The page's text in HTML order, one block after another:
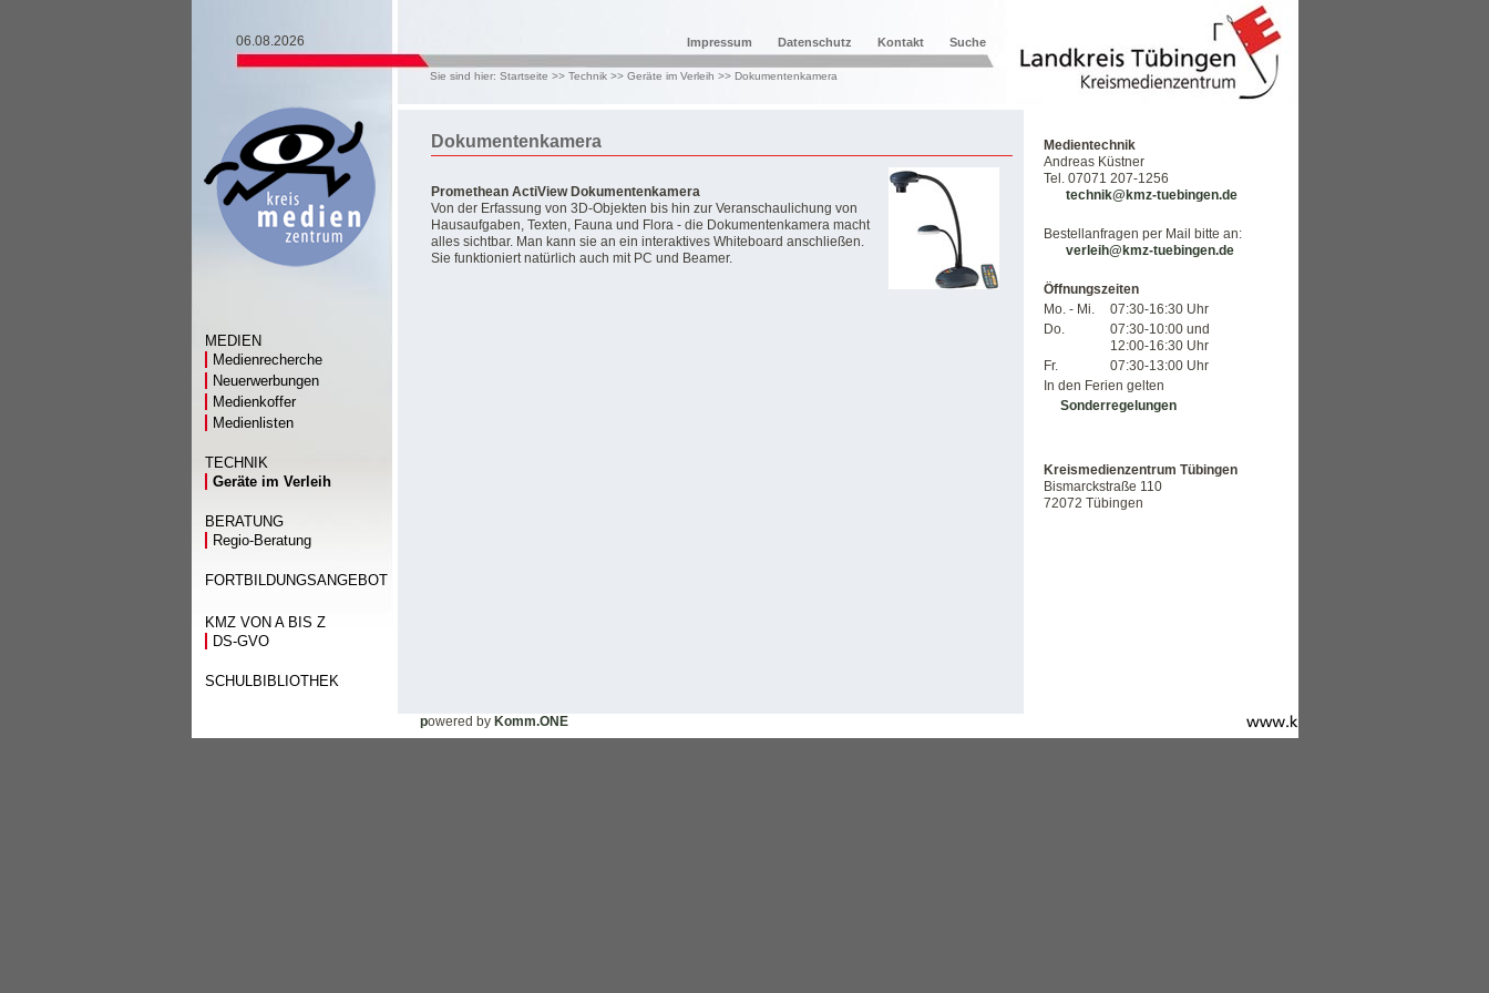
06.08.2026 Impressum Datenschutz Kontakt Suche
Sie sind hier: Startseite >> Technik>> Geräte im Verleih >> Dokumentenkamera
MEDIEN
Medienrecherche
Neuerwerbungen
Medienkoffer
Medienlisten
TECHNIK
Geräte im Verleih
BERATUNG
Regio-Beratung
FORTBILDUNGSANGEBOT
KMZ VON A BIS Z
DS-GVO
SCHULBIBLIOTHEK
Medientechnik
Andreas Küstner
Tel. 07071 207-1256
technik@kmz-tuebingen.de
Bestellanfragen per Mail bitte an:
verleih@kmz-tuebingen.de
Öffnungszeiten
Mo. - Mi.
07:30-16:30 Uhr
Do.
07:30-10:00 und
12:00-16:30 Uhr
Fr.
07:30-13:00 Uhr
In den Ferien gelten
Sonderregelungen
Kreismedienzentrum Tübingen
Bismarckstraße 110
72072 Tübingen
Dokumentenkamera
Promethean ActiView Dokumentenkamera
Von der Erfassung von 3D-Objekten bis hin zur Veranschaulichung von
Hausaufgaben, Texten, Fauna und Flora - die Dokumentenkamera macht
alles sichtbar. Man kann sie an ein interaktives Whiteboard anschließen.
Sie funktioniert natürlich auch mit PC und Beamer.
powered by Komm.ONE